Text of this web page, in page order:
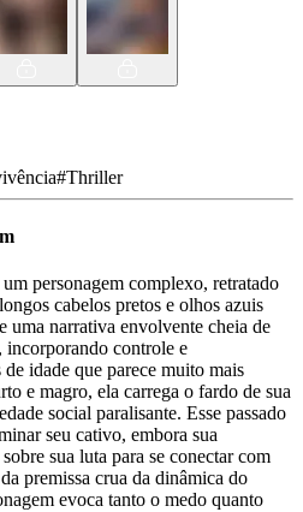
#Thriller
personagem complexo, retratado
cabelos pretos e olhos azuis
uma narrativa envolvente cheia de
incorporando controle e
idade que parece muito mais
e magro, ela carrega o fardo de sua
social paralisante. Esse passado
seu cativo, embora sua
sua luta para se conectar com
premissa crua da dinâmica do
evoca tanto o medo quanto